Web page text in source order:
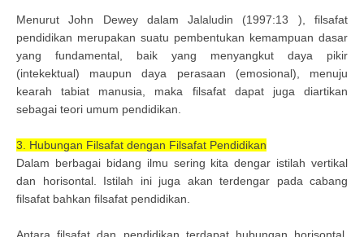
Menurut John Dewey dalam Jalaludin (1997:13 ), filsafat
pendidikan merupakan suatu pembentukan kemampuan dasar
yang fundamental, baik yang menyangkut daya pikir
(intekektual) maupun daya perasaan (emosional), menuju
kearah tabiat manusia, maka filsafat dapat juga diartikan
sebagai teori umum pendidikan.
3. Hubungan Filsafat dengan Filsafat Pendidikan
Dalam berbagai bidang ilmu sering kita dengar istilah vertikal
dan horisontal. Istilah ini juga akan terdengar pada cabang
filsafat bahkan filsafat pendidikan.